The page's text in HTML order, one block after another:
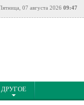
07 августа 2026 09:47
ДРУГОЕ